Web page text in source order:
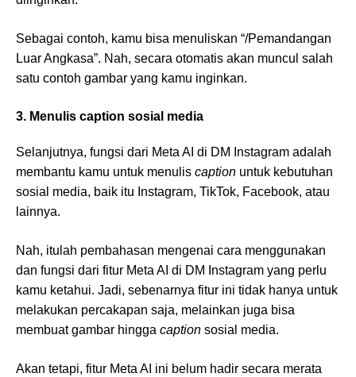
Sebagai contoh, kamu bisa menuliskan “/Pemandangan
Luar Angkasa”. Nah, secara otomatis akan muncul salah
satu contoh gambar yang kamu inginkan.
3. Menulis caption sosial media
Selanjutnya, fungsi dari Meta AI di DM Instagram adalah
membantu kamu untuk menulis caption untuk kebutuhan
sosial media, baik itu Instagram, TikTok, Facebook, atau
lainnya.
Nah, itulah pembahasan mengenai cara menggunakan
dan fungsi dari fitur Meta AI di DM Instagram yang perlu
kamu ketahui. Jadi, sebenarnya fitur ini tidak hanya untuk
melakukan percakapan saja, melainkan juga bisa
membuat gambar hingga caption sosial media.
Akan tetapi, fitur Meta AI ini belum hadir secara merata